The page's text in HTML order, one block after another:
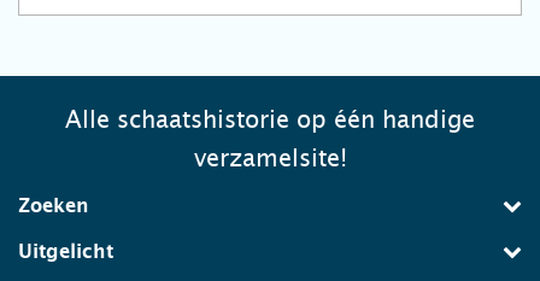
Alle schaatshistorie op één handige
verzamelsite!
Zoeken
Uitgelicht